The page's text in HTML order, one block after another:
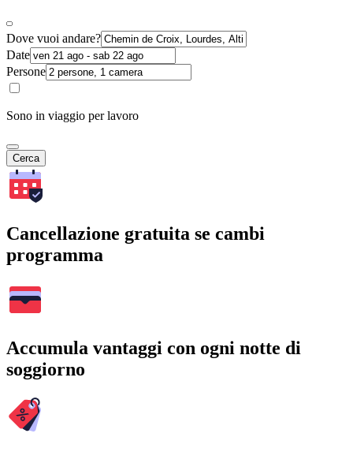
Dove vuoi andare?
Date
Persone
Sono in viaggio per lavoro
Cerca
Cancellazione gratuita se cambi
programma
Accumula vantaggi con ogni notte di
soggiorno